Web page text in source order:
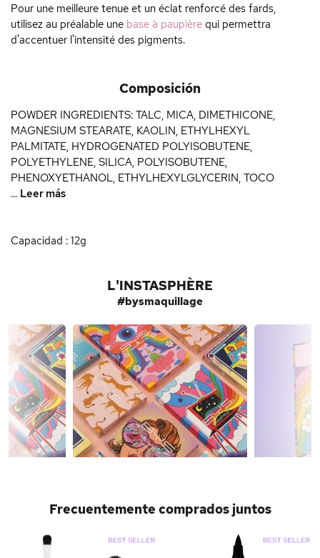
Pour une meilleure tenue et un éclat renforcé des fards,
utilisez au préalable une base à paupière qui permettra
d'accentuer l'intensité des pigments.
Composición
POWDER INGREDIENTS: TALC, MICA, DIMETHICONE,
MAGNESIUM STEARATE, KAOLIN, ETHYLHEXYL
PALMITATE, HYDROGENATED POLYISOBUTENE,
POLYETHYLENE, SILICA, POLYISOBUTENE,
PHENOXYETHANOL, ETHYLHEXYLGLYCERIN, TOCO
... Leer más
Capacidad : 12g
L'INSTASPHÈRE
#bysmaquillage
Frecuentemente comprados juntos